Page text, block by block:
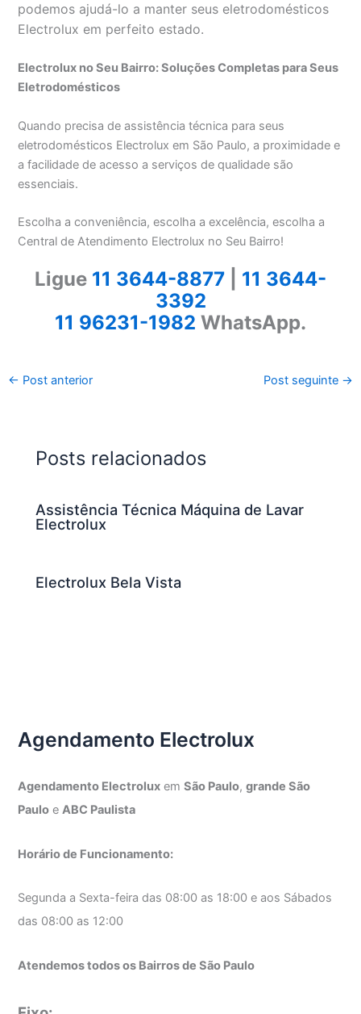
podemos ajudá-lo a manter seus eletrodomésticos
Electrolux em perfeito estado.
Electrolux no Seu Bairro: Soluções Completas para Seus
Eletrodomésticos
Quando precisa de assistência técnica para seus
eletrodomésticos Electrolux em São Paulo, a proximidade e
a facilidade de acesso a serviços de qualidade são
essenciais.
Escolha a conveniência, escolha a excelência, escolha a
Central de Atendimento Electrolux no Seu Bairro!
Ligue 11 3644-8877
11 3644-
3392
11 96231-1982 WhatsApp.
← Post anterior Post seguinte →
Posts relacionados
Assistência Técnica Máquina de Lavar
Electrolux
Electrolux Bela Vista
Agendamento Electrolux
Agendamento Electrolux emSão Paulo,grande São
Paulo eABC Paulista
Horário de Funcionamento:
Segunda a Sexta-feira das 08:00 as 18:00 e aos Sábados
das 08:00 as 12:00
Atendemos todos os Bairros de São Paulo